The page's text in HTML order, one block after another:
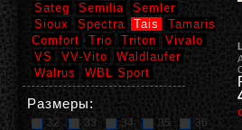
Sateg
Semilia
Semler
Sioux
Spectra Tais
Tamaris
Comfort
Trio Triton
Vivalo
VS
VV-Vito
Waldlaufer
Walrus
WBL Sport
Размеры:
32 33 34 35
36